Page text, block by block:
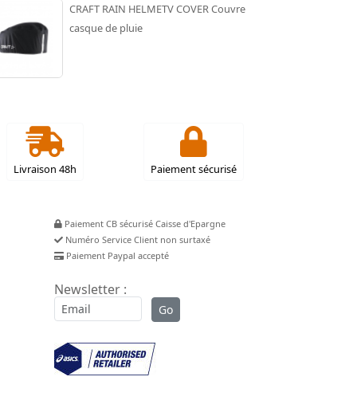
CRAFT RAIN HELMETV COVER Couvre
casque de pluie
Livraison 48h Paiement sécurisé
Paiement CB sécurisé Caisse d'Epargne
Numéro Service Client non surtaxé
Paiement Paypal accepté
Newsletter :